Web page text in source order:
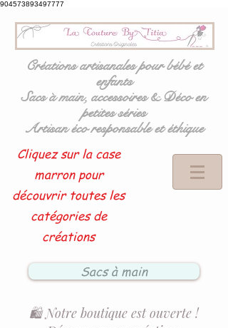
904573893497777
Créations artisanales pour bébé et
enfants
Sacs à main, accessoires & Déco en
petites séries
Artisan éco responsable et éthique
Cliquez sur la case
marron pour
découvrir toutes les
catégories de
créations
Sacs à main
🛍️ Notre boutique est ouverte !